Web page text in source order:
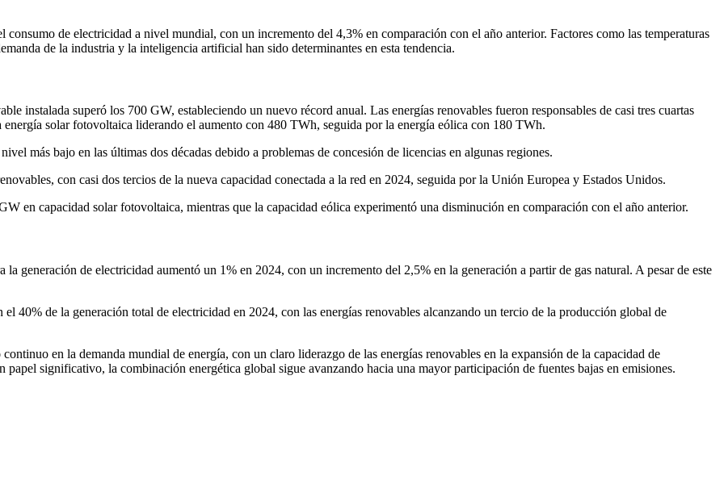
de electricidad a nivel mundial, con un incremento del 4,3% en comparación con el año anterior. Factores como las temperaturas
de la industria y la inteligencia artificial han sido determinantes en esta tendencia.
instalada superó los 700 GW, estableciendo un nuevo récord anual. Las energías renovables fueron responsables de casi tres cuartas
solar fotovoltaica liderando el aumento con 480 TWh, seguida por la energía eólica con 180 TWh.
más bajo en las últimas dos décadas debido a problemas de concesión de licencias en algunas regiones.
con casi dos tercios de la nueva capacidad conectada a la red en 2024, seguida por la Unión Europea y Estados Unidos.
en capacidad solar fotovoltaica, mientras que la capacidad eólica experimentó una disminución en comparación con el año anterior.
generación de electricidad aumentó un 1% en 2024, con un incremento del 2,5% en la generación a partir de gas natural. A pesar de este
40% de la generación total de electricidad en 2024, con las energías renovables alcanzando un tercio de la producción global de
en la demanda mundial de energía, con un claro liderazgo de las energías renovables en la expansión de la capacidad de
significativo, la combinación energética global sigue avanzando hacia una mayor participación de fuentes bajas en emisiones.